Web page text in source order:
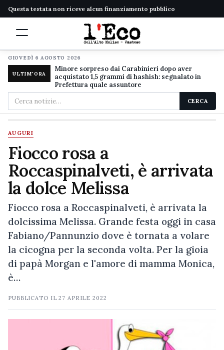
Questa testata non riceve alcun finanziamento pubblico
GIOVEDÌ 6 AGOSTO 2026
ULTIM'ORA
Minore sorpreso dai Carabinieri dopo aver
acquistato 1,5 grammi di hashish: segnalato in
Prefettura quale assuntore
Cerca
nel
sito
CERCA
AUGURI
Fiocco rosa a
Roccaspinalveti, è arrivata
la dolce Melissa
Fiocco rosa a Roccaspinalveti, è arrivata la
dolcissima Melissa. Grande festa oggi in casa
Fabiano/Pannunzio dove è tornata a volare
la cicogna per la seconda volta. Per la gioia
di papà Morgan e l'amore di mamma Monica,
è…
PUBBLICATO IL27 APRILE 2022